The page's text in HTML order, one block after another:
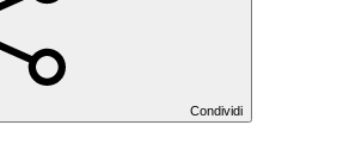
Condividi